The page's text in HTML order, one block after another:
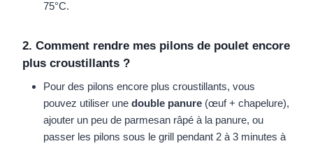
75°C.
2. Comment rendre mes pilons de poulet encore
plus croustillants ?
Pour des pilons encore plus croustillants, vous
pouvez utiliser une double panure (œuf + chapelure),
ajouter un peu de parmesan râpé à la panure, ou
passer les pilons sous le grill pendant 2 à 3 minutes à